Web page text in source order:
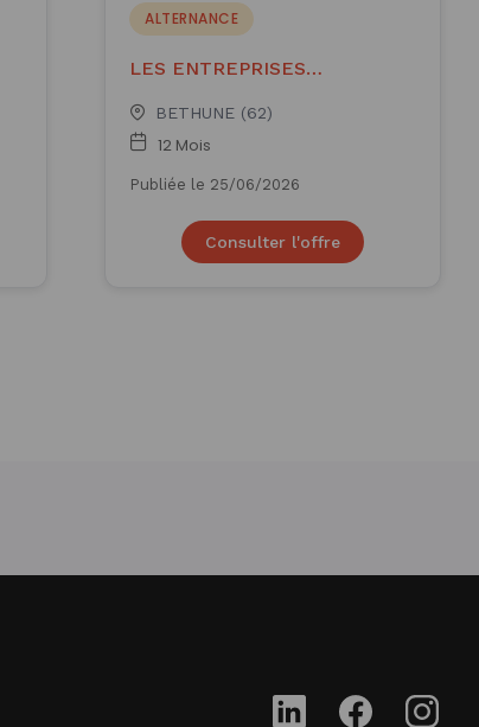
ALTERNANCE
LES ENTREPRISES
BETHUNE (62)
12 Mois
Publiée le 25/06/2026
Consulter l'offre